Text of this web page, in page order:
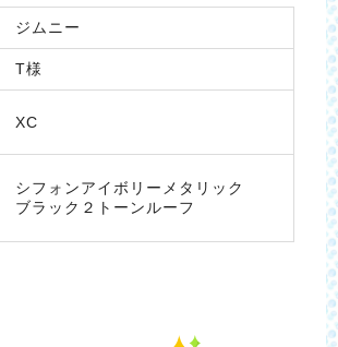
ジムニー
T様
XC
シフォンアイボリーメタリック
ブラック２トーンルーフ